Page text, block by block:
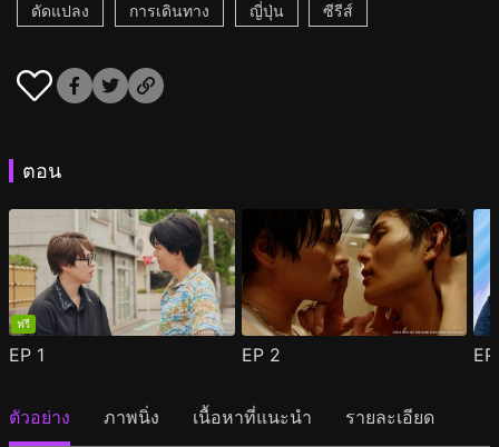
ดัดแปลง การเดินทาง ญี่ปุ่น ซีรีส์
ตอน
ฟรี
EP 1 EP 2
ตัวอย่าง ภาพนิ่ง เนื้อหาที่แนะนำ รายละเอียด